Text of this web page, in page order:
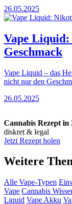
26.05.2025
Vape
Geschmack
Vape Liquid – das
nicht nur den
26.05.2025
Cannabis Rezept in
diskret & legal
Jetzt Rezept holen
Weitere
Alle Vape-Typen
Vape Cannabis
Liquid Vape Akku